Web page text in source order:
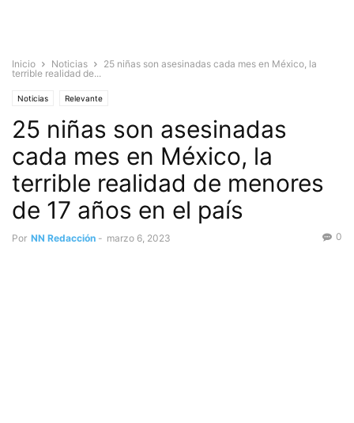
Inicio Noticias
25 niñas son asesinadas cada mes en México, la
terrible realidad de...
Noticias Relevante
25 niñas son asesinadas
cada mes en México, la
terrible realidad de menores
de 17 años en el país
Por NN Redacción - marzo 6, 2023 0